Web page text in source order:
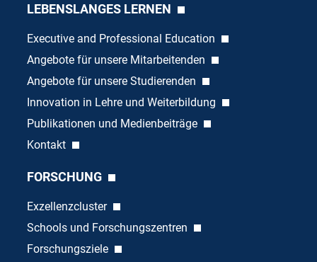
LEBENSLANGES LERNEN
Executive and Professional Education
Angebote für unsere Mitarbeitenden
Angebote für unsere Studierenden
Innovation in Lehre und Weiterbildung
Publikationen und Medienbeiträge
Kontakt
FORSCHUNG
Exzellenzcluster
Schools und Forschungszentren
Forschungsziele